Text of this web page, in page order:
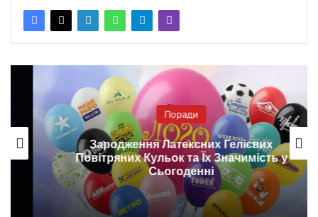
Поради
Зародження Латексних Гелієвих
Повітряних Кульок та Їх Значимість у
Сьогоденні